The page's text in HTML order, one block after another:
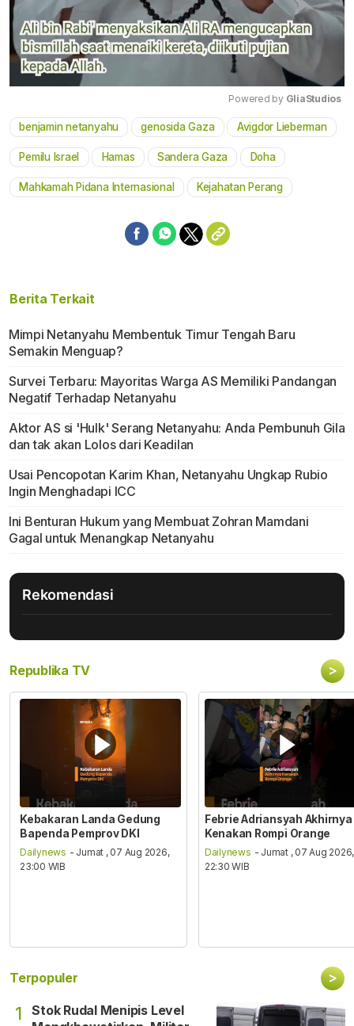
Mute
Powered by GliaStudios
benjamin netanyahu genosida Gaza Avigdor Lieberman
Pemilu Israel Hamas Sandera Gaza Doha
Mahkamah Pidana Internasional Kejahatan Perang
Berita Terkait
Mimpi Netanyahu Membentuk Timur Tengah Baru
Semakin Menguap?
Survei Terbaru: Mayoritas Warga AS Memiliki Pandangan
Negatif Terhadap Netanyahu
Aktor AS si 'Hulk' Serang Netanyahu: Anda Pembunuh Gila
dan tak akan Lolos dari Keadilan
Usai Pencopotan Karim Khan, Netanyahu Ungkap Rubio
Ingin Menghadapi ICC
Ini Benturan Hukum yang Membuat Zohran Mamdani
Gagal untuk Menangkap Netanyahu
Rekomendasi
Republika TV >
Kebakaran Landa Gedung
Bapenda Pemprov DKI
Dailynews - Jumat , 07 Aug 2026,
23:00 WIB
Febrie Adriansyah Akhirnya
Kenakan Rompi Orange
Dailynews - Jumat , 07 Aug 2026,
22:30 WIB
Terpopuler >
1
Stok Rudal Menipis Level